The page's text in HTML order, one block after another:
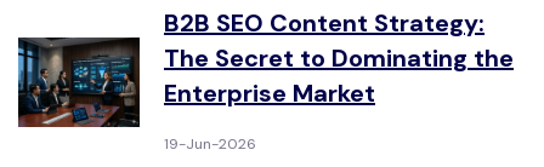
B2B SEO Content Strategy:
The Secret to Dominating the
Enterprise Market
19-Jun-2026